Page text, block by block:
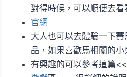
對得時候，可以順便去看
官網
大人也可以去體驗一下
品，如果喜歡馬相關的
有興趣的可以參考這篇<<